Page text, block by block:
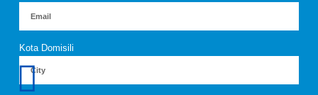
Kota Domisili